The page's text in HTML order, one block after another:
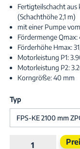
Fertigteilschacht
(Schachthöhe 2,1 m)
mit einer Pumpe vom
Fördermenge Qmax:
Förderhöhe Hmax:
Motorleistung P1:
Motorleistung P2:
Korngröße: 40 mm
Typ
Produkt